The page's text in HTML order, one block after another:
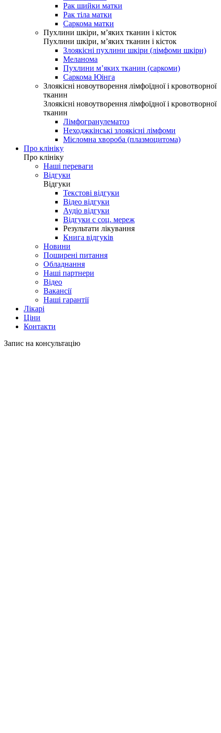
Рак шийки матки
Рак тіла матки
Саркома матки
Пухлини шкіри, м’яких тканин і кісток
Пухлини шкіри, м’яких тканин і кісток
Злоякісні пухлини шкіри (лімфоми шкіри)
Меланома
Пухлини м’яких тканин (саркоми)
Саркома Юінга
Злоякісні новоутворення лімфоїдної і кровотворної
тканин
Злоякісні новоутворення лімфоїдної і кровотворної
тканин
Лімфогранулематоз
Неходжкінські злоякісні лімфоми
Мієломна хвороба (плазмоцитома)
Про клініку
Про клініку
Наші переваги
Відгуки
Відгуки
Текстові відгуки
Відео відгуки
Аудіо відгуки
Відгуки с соц. мереж
Результати лікування
Книга відгуків
Новини
Поширені питання
Обладнання
Наші партнери
Відео
Вакансії
Наші гарантії
Лікарі
Ціни
Контакти
Запис на консультацію